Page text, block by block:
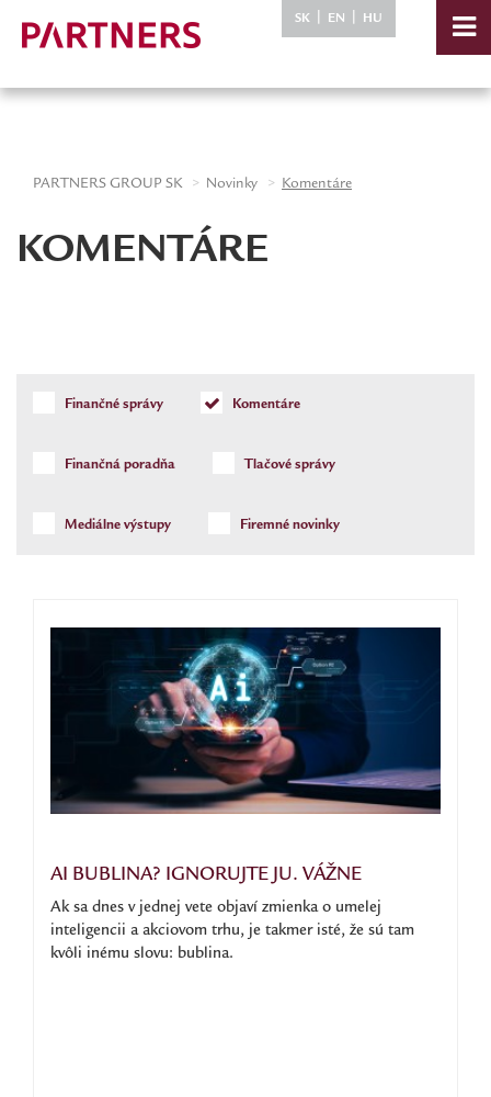
SK EN HU
PARTNERS GROUP SK Novinky Komentáre
KOMENTÁRE
Finančné správy Komentáre
Finančná poradňa Tlačové správy
Mediálne výstupy Firemné novinky
AI BUBLINA? IGNORUJTE JU. VÁŽNE
Ak sa dnes v jednej vete objaví zmienka o umelej
inteligencii a akciovom trhu, je takmer isté, že sú tam
kvôli inému slovu: bublina.